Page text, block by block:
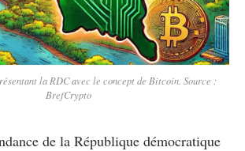
la RDC avec le concept de Bitcoin. Source :
BrefCrypto
de la République démocratique